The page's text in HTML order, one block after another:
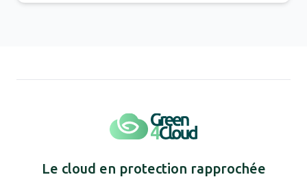
Le cloud en protection rapprochée